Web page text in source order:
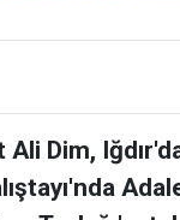
Ali Dim,